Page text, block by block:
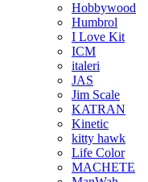
Hobbywood
Humbrol
I Love Kit
ICM
italeri
JAS
Jim Scale
KATRAN
Kinetic
kitty hawk
Life Color
MACHETE